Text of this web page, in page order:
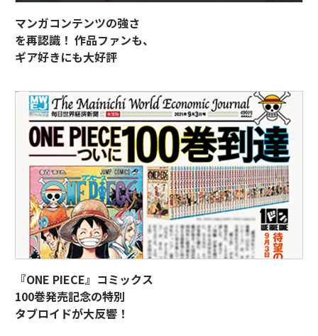
マンガコンテンツの強さ
を再認識！ 作品ファンも、
ギア好きにも大好評
『ONE PIECE』コミックス
100巻発売記念の特別
タブロイドが大反響！